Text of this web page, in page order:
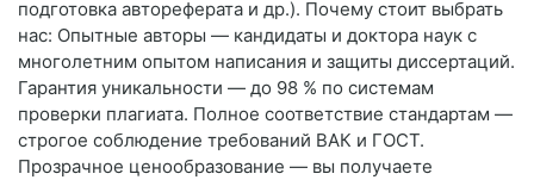
подготовка автореферата и др.). Почему стоит выбрать
нас: Опытные авторы — кандидаты и доктора наук с
многолетним опытом написания и защиты диссертаций.
Гарантия уникальности — до 98 % по системам
проверки плагиата. Полное соответствие стандартам —
строгое соблюдение требований ВАК и ГОСТ.
Прозрачное ценообразование — вы получаете